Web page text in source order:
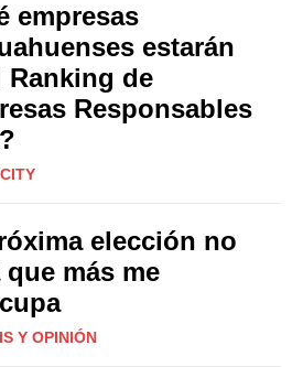
empresas
estarán
Ranking de
Responsables
elección no
que más me
Y OPINIÓN